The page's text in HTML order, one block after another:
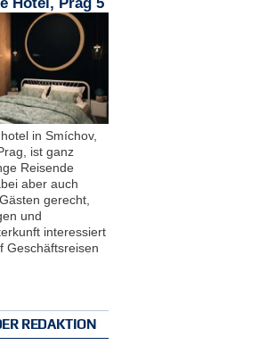
in Smíchov,
ist ganz
Reisende
aber auch
gerecht,
und
interessiert
Geschäftsreisen
REDAKTION